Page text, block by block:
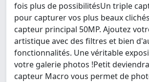
fois plus de possibilitésUn triple
pour capturer vos plus beaux
capteur principal 50MP. Ajoutez
artistique avec des filtres et bien
fonctionnalités. Une véritable
votre galerie photos !Petit deviendra
capteur Macro vous permet de